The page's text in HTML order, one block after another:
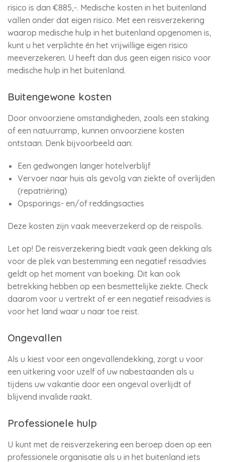
risico is dan €885,-. Medische kosten in het buitenland
vallen onder dat eigen risico. Met een reisverzekering
waarop medische hulp in het buitenland opgenomen is,
kunt u het verplichte én het vrijwillige eigen risico
meeverzekeren. U heeft dan dus geen eigen risico voor
medische hulp in het buitenland.
Buitengewone kosten
Door onvoorziene omstandigheden, zoals een staking
of een natuurramp, kunnen onvoorziene kosten
ontstaan. Denk bijvoorbeeld aan:
Een gedwongen langer hotelverblijf
Vervoer naar huis als gevolg van ziekte of overlijden
(repatriëring)
Opsporings- en/of reddingsacties
Deze kosten zijn vaak meeverzekerd op de reispolis.
Let op! De reisverzekering biedt vaak geen dekking als
voor de plek van bestemming een negatief reisadvies
geldt op het moment van boeking. Dit kan ook
betrekking hebben op een besmettelijke ziekte. Check
daarom voor u vertrekt of er een negatief reisadvies is
voor het land waar u naar toe reist.
Ongevallen
Als u kiest voor een ongevallendekking, zorgt u voor
een uitkering voor uzelf of uw nabestaanden als u
tijdens uw vakantie door een ongeval overlijdt of
blijvend invalide raakt.
Professionele hulp
U kunt met de reisverzekering een beroep doen op een
professionele organisatie als u in het buitenland iets